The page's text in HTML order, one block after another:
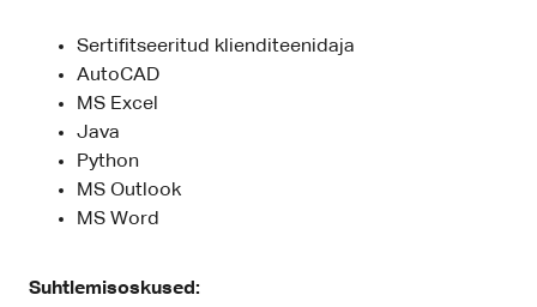
Sertifitseeritud klienditeenidaja
AutoCAD
MS Excel
Java
Python
MS Outlook
MS Word
Suhtlemisoskused: